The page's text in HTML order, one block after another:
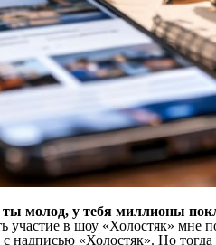
молод, у тебя миллионы
в шоу «Холостяк» мне
надписью «Холостяк». Но